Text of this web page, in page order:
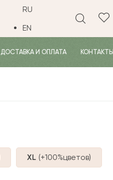
RU
EN
ДОСТАВКА И ОПЛАТА КОНТАКТЫ
XL (+100%цветов)